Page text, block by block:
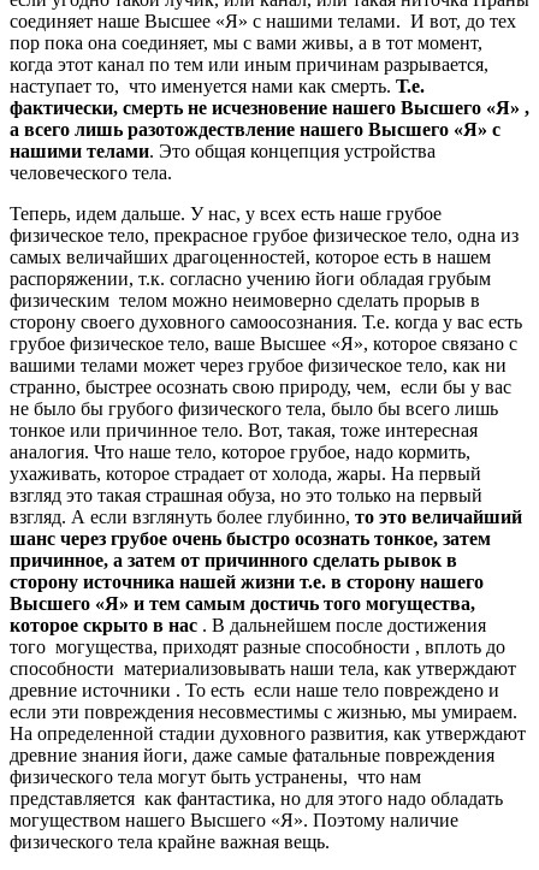
соединяет наше Высшее «Я» с нашими телами. И вот, до тех
пор пока она соединяет, мы с вами живы, а в тот момент,
когда этот канал по тем или иным причинам разрывается,
наступает то, что именуется нами как смерть. Т.е.
фактически, смерть не исчезновение нашего Высшего «Я» ,
а всего лишь разотождествление нашего Высшего «Я» с
нашими телами. Это общая концепция устройства
человеческого тела.
Теперь, идем дальше. У нас, у всех есть наше грубое
физическое тело, прекрасное грубое физическое тело, одна из
самых величайших драгоценностей, которое есть в нашем
распоряжении, т.к. согласно учению йоги обладая грубым
физическим телом можно неимоверно сделать прорыв в
сторону своего духовного самоосознания. Т.е. когда у вас есть
грубое физическое тело, ваше Высшее «Я», которое связано с
вашими телами может через грубое физическое тело, как ни
странно, быстрее осознать свою природу, чем, если бы у вас
не было бы грубого физического тела, было бы всего лишь
тонкое или причинное тело. Вот, такая, тоже интересная
аналогия. Что наше тело, которое грубое, надо кормить,
ухаживать, которое страдает от холода, жары. На первый
взгляд это такая страшная обуза, но это только на первый
взгляд. А если взглянуть более глубинно, то это величайший
шанс через грубое очень быстро осознать тонкое, затем
причинное, а затем от причинного сделать рывок в
сторону источника нашей жизни т.е. в сторону нашего
Высшего «Я» и тем самым достичь того могущества,
которое скрыто в нас . В дальнейшем после достижения
того могущества, приходят разные способности , вплоть до
способности материализовывать наши тела, как утверждают
древние источники . То есть если наше тело повреждено и
если эти повреждения несовместимы с жизнью, мы умираем.
На определенной стадии духовного развития, как утверждают
древние знания йоги, даже самые фатальные повреждения
физического тела могут быть устранены, что нам
представляется как фантастика, но для этого надо обладать
могуществом нашего Высшего «Я». Поэтому наличие
физического тела крайне важная вещь.